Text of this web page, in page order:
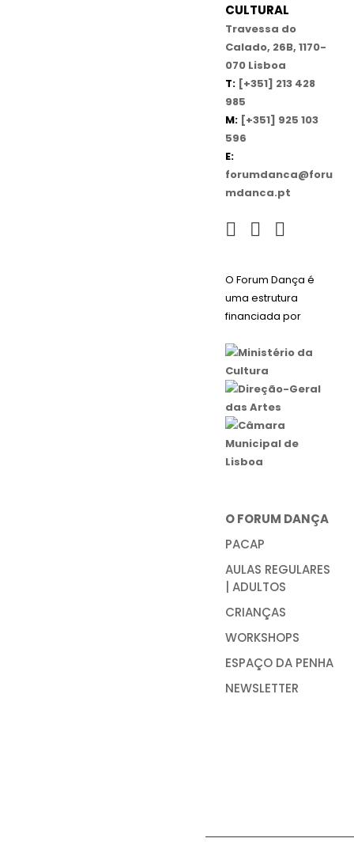
CULTURAL
Travessa do
Calado, 26B, 1170-
070 Lisboa
T: [+351] 213 428
985
M: [+351] 925 103
596
E:
forumdanca@foru
mdanca.pt
O Forum Dança é
uma estrutura
financiada por
O FORUM DANÇA
PACAP
AULAS REGULARES
| ADULTOS
CRIANÇAS
WORKSHOPS
ESPAÇO DA PENHA
NEWSLETTER